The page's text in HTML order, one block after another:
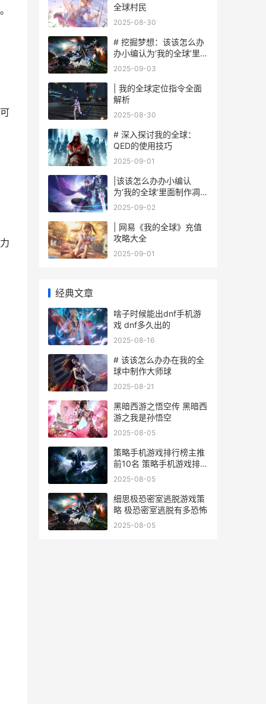
全球村民
2025-08-30
# 挖掘梦想：该该怎么办
办小编认为‘我的全球’里面
破解藏宝图
2025-09-03
| 我的全球定位指令全面
解析
2025-08-30
# 深入探讨我的全球：
QED的使用技巧
2025-09-01
|该该怎么办办小编认
为‘我的全球’里面制作凋零
骷髅：详尽攻略与技巧|
2025-09-02
| 网易《我的全球》充值
攻略大全
2025-09-01
经典文章
啥子时候能出dnf手机游
戏 dnf多久出的
2025-08-16
# 该该怎么办办在我的全
球中制作大师球
2025-08-21
黑暗西游之悟空传 黑暗西
游之我是孙悟空
2025-08-05
策略手机游戏排行榜主推
前10名 策略手机游戏排行
榜前十名
2025-08-05
细思极恐密室逃脱游戏策
略 极恐密室逃脱有多恐怖
2025-08-05